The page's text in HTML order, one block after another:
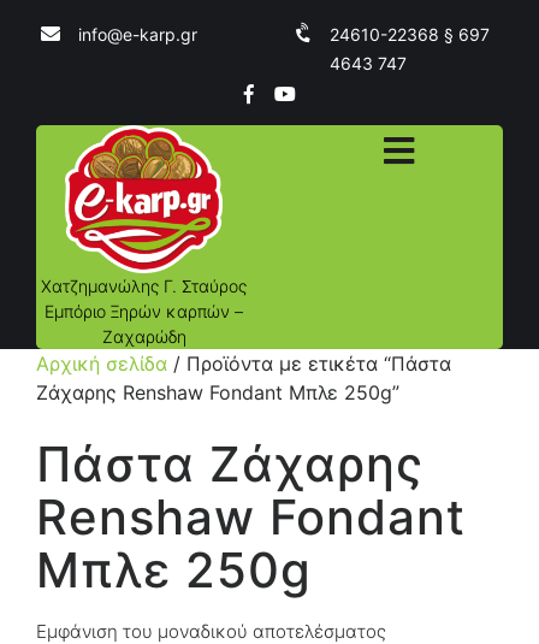
info@e-karp.gr
24610-22368 § 697
4643 747
Χατζημανώλης Γ. Σταύρος
Εμπόριο Ξηρών καρπών –
Ζαχαρώδη
Αρχική σελίδα / Προϊόντα με ετικέτα “Πάστα
Ζάχαρης Renshaw Fondant Μπλε 250g”
Πάστα Ζάχαρης
Renshaw Fondant
Μπλε 250g
Εμφάνιση του μοναδικού αποτελέσματος